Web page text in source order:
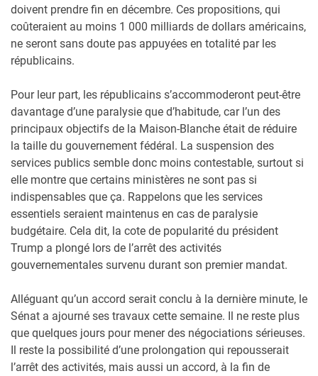
doivent prendre fin en décembre. Ces propositions, qui
coûteraient au moins 1 000 milliards de dollars américains,
ne seront sans doute pas appuyées en totalité par les
républicains.
Pour leur part, les républicains s’accommoderont peut-être
davantage d’une paralysie que d’habitude, car l’un des
principaux objectifs de la Maison-Blanche était de réduire
la taille du gouvernement fédéral. La suspension des
services publics semble donc moins contestable, surtout si
elle montre que certains ministères ne sont pas si
indispensables que ça. Rappelons que les services
essentiels seraient maintenus en cas de paralysie
budgétaire. Cela dit, la cote de popularité du président
Trump a plongé lors de l’arrêt des activités
gouvernementales survenu durant son premier mandat.
Alléguant qu’un accord serait conclu à la dernière minute, le
Sénat a ajourné ses travaux cette semaine. Il ne reste plus
que quelques jours pour mener des négociations sérieuses.
Il reste la possibilité d’une prolongation qui repousserait
l’arrêt des activités, mais aussi un accord, à la fin de